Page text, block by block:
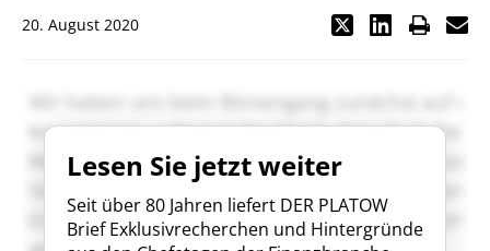
20. August 2020
Lesen Sie jetzt weiter
Seit über 80 Jahren liefert DER PLATOW
Brief Exklusivrecherchen und Hintergründe